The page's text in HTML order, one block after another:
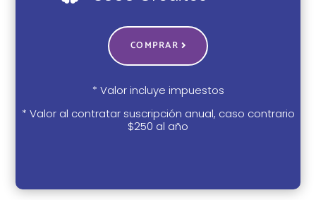
COMPRAR
* Valor incluye impuestos
* Valor al contratar suscripción anual, caso contrario
$250 al año